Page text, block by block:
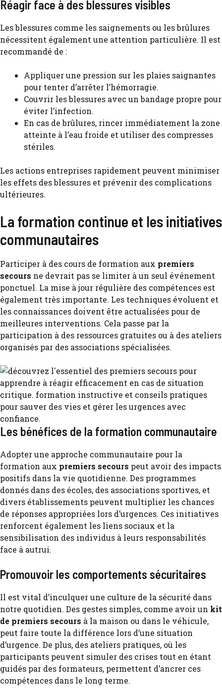
Réagir face à des blessures visibles
Les blessures comme les saignements ou les brûlures
nécessitent également une attention particulière. Il est
recommandé de :
Appliquer une pression sur les plaies saignantes
pour tenter d’arrêter l’hémorragie.
Couvrir les blessures avec un bandage propre pour
éviter l’infection.
En cas de brûlures, rincer immédiatement la zone
atteinte à l’eau froide et utiliser des compresses
stériles.
Les actions entreprises rapidement peuvent minimiser
les effets des blessures et prévenir des complications
ultérieures.
La formation continue et les initiatives
communautaires
Participer à des cours de formation aux premiers
secours ne devrait pas se limiter à un seul événement
ponctuel. La mise à jour régulière des compétences est
également très importante. Les techniques évoluent et
les connaissances doivent être actualisées pour de
meilleures interventions. Cela passe par la
participation à des ressources gratuites ou à des ateliers
organisés par des associations spécialisées.
Les bénéfices de la formation communautaire
Adopter une approche communautaire pour la
formation aux premiers secours peut avoir des impacts
positifs dans la vie quotidienne. Des programmes
donnés dans des écoles, des associations sportives, et
divers établissements peuvent multiplier les chances
de réponses appropriées lors d’urgences. Ces initiatives
renforcent également les liens sociaux et la
sensibilisation des individus à leurs responsabilités
face à autrui.
Promouvoir les comportements sécuritaires
Il est vital d’inculquer une culture de la sécurité dans
notre quotidien. Des gestes simples, comme avoir un kit
de premiers secours à la maison ou dans le véhicule,
peut faire toute la différence lors d’une situation
d’urgence. De plus, des ateliers pratiques, où les
participants peuvent simuler des crises tout en étant
guidés par des formateurs, permettent d’ancrer ces
compétences dans le long terme.